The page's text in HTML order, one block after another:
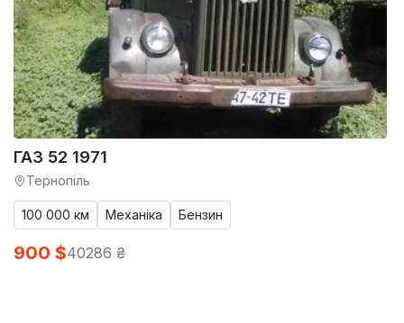
ГАЗ 52 1971
Тернопіль
100 000 км Механіка Бензин
900 $40286 ₴